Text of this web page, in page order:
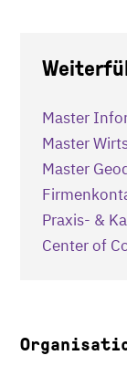
Master
Master
Master
Praxis- &
Center of